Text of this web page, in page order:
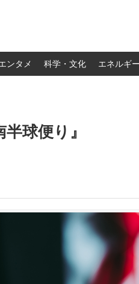
ンタメ 科学・文化 エネルギー
球便り』